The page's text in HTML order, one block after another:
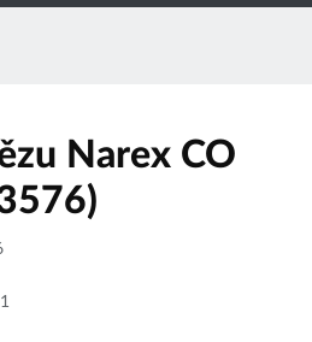
Narex CO